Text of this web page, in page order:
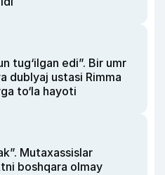
tug‘ilgan edi”. Bir umr
dublyaj ustasi Rimma
to‘la hayoti
Mutaxassislar
boshqara olmay